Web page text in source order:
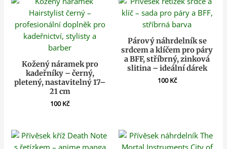
Kožený náramek pro
kadeřníky – černý,
pletený, nastavitelný 17–
21 cm
100Kč
Párový náhrdelník se
srdcem a klíčem pro páry
a BFF, stříbrný, zinková
slitina – ideální dárek
100Kč